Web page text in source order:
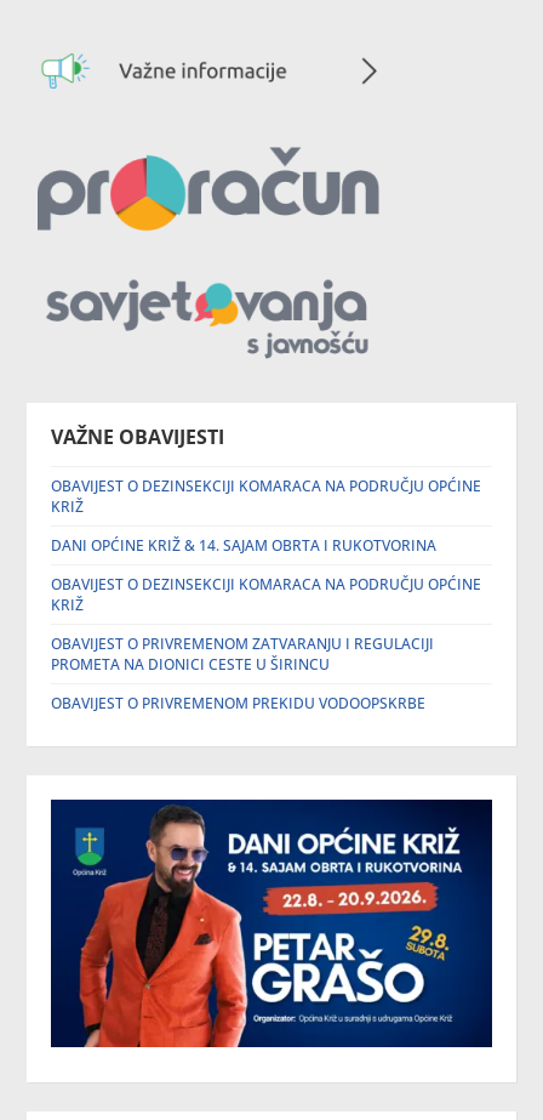
VAŽNE OBAVIJESTI
OBAVIJEST O DEZINSEKCIJI KOMARACA NA PODRUČJU OPĆINE
KRIŽ
DANI OPĆINE KRIŽ & 14. SAJAM OBRTA I RUKOTVORINA
OBAVIJEST O DEZINSEKCIJI KOMARACA NA PODRUČJU OPĆINE
KRIŽ
OBAVIJEST O PRIVREMENOM ZATVARANJU I REGULACIJI
PROMETA NA DIONICI CESTE U ŠIRINCU
OBAVIJEST O PRIVREMENOM PREKIDU VODOOPSKRBE